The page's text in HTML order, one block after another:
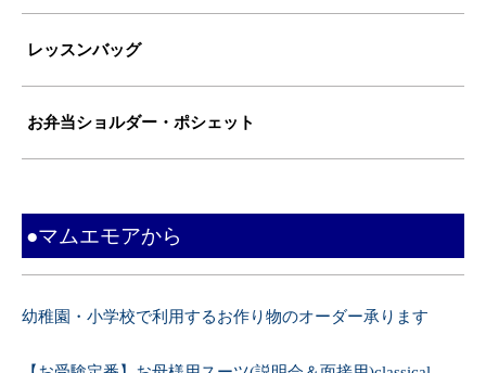
レッスンバッグ
お弁当ショルダー・ポシェット
●マムエモアから
幼稚園・小学校で利用するお作り物のオーダー承ります